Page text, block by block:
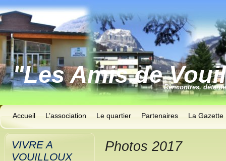
"Les Amis deRencontres,
Accueil L’association Le quartier Partenaires La Gazette
VIVRE A
VOUILLOUX
Photos 2017